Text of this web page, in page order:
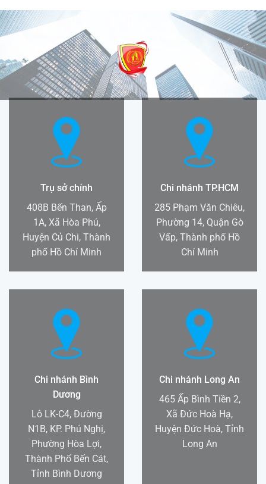
Trụ sở chính
408B Bến Than, Ấp
1A, Xã Hòa Phú,
Huyện Củ Chi, Thành
phố Hồ Chí Minh
Chi nhánh TP.HCM
285 Phạm Văn Chiêu,
Phường 14, Quận Gò
Vấp, Thành phố Hồ
Chí Minh
Chi nhánh Bình
Dương
Lô LK-C4, Đường
N1B, KP. Phú Nghị,
Phường Hòa Lợi,
Thành Phố Bến Cát,
Tỉnh Bình Dương
Chi nhánh Long An
465 Ấp Bình Tiền 2,
Xã Đức Hoà Hạ,
Huyện Đức Hoà, Tỉnh
Long An